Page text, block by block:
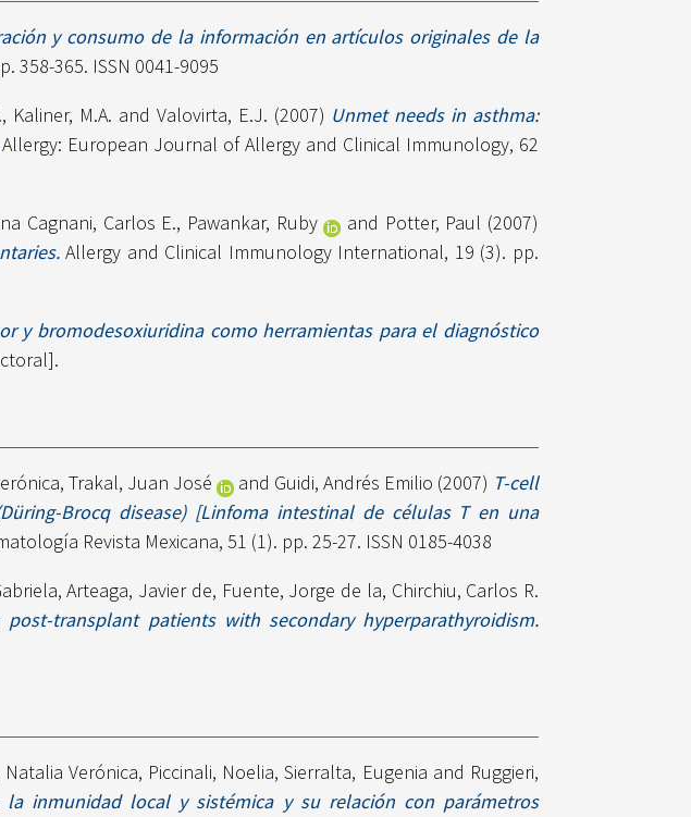
y consumo de la información en artículos originales de la
358-365. ISSN 0041-9095
, Kaliner, M.A. and Valovirta, E.J. (2007) Unmet needs in asthma:
Allergy: European Journal of Allergy and Clinical Immunology, 62
Cagnani, Carlos E., Pawankar, Ruby and Potter, Paul (2007)
Allergy and Clinical Immunology International, 19 (3). pp.
y bromodesoxiuridina como herramientas para el diagnóstico
, Trakal, Juan José and Guidi, Andrés Emilio (2007) T-cell
Brocq disease) [Linfoma intestinal de células T en una
Revista Mexicana, 51 (1). pp. 25-27. ISSN 0185-4038
,Arteaga, Javier de, Fuente, Jorge de la, Chirchiu, Carlos R.
transplant patients with secondary hyperparathyroidism.
Natalia Verónica, Piccinali, Noelia,Sierralta, Eugenia and Ruggieri,
inmunidad local y sistémica y su relación con parámetros